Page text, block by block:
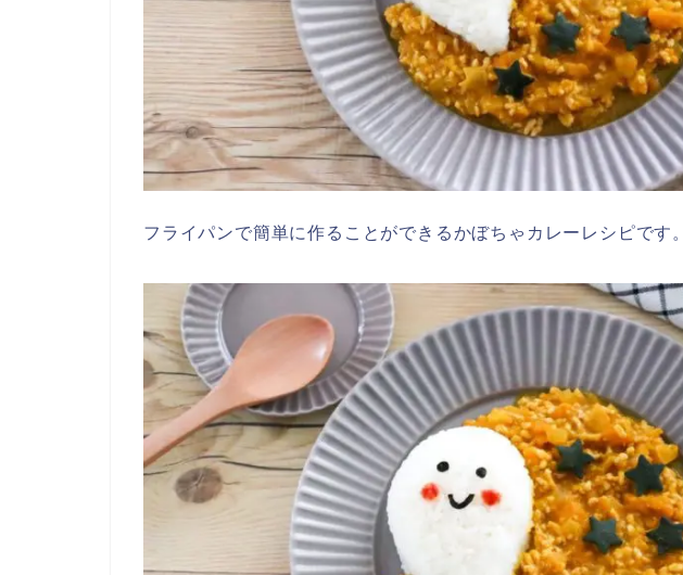
フライパンで簡単に作ることができるかぼちゃカレーレシピです。